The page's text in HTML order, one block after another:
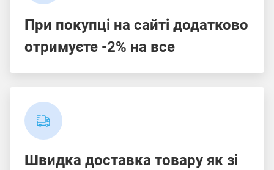
При покупці на сайті додатково
отримуєте -2% на все
Швидка доставка товару як зі